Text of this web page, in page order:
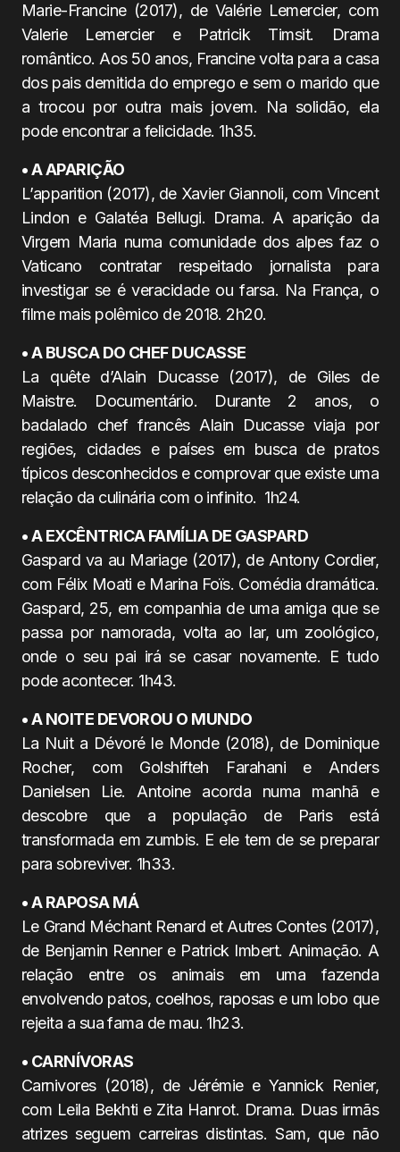
Marie-Francine (2017), de Valérie Lemercier, com
Valerie Lemercier e Patricik Timsit. Drama
romântico. Aos 50 anos, Francine volta para a casa
dos pais demitida do emprego e sem o marido que
a trocou por outra mais jovem. Na solidão, ela
pode encontrar a felicidade. 1h35.
• A APARIÇÃO
L’apparition (2017), de Xavier Giannoli, com Vincent
Lindon e Galatéa Bellugi. Drama. A aparição da
Virgem Maria numa comunidade dos alpes faz o
Vaticano contratar respeitado jornalista para
investigar se é veracidade ou farsa. Na França, o
filme mais polêmico de 2018. 2h20.
• A BUSCA DO CHEF DUCASSE
La quête d’Alain Ducasse (2017), de Giles de
Maistre. Documentário. Durante 2 anos, o
badalado chef francês Alain Ducasse viaja por
regiões, cidades e países em busca de pratos
típicos desconhecidos e comprovar que existe uma
relação da culinária com o infinito. 1h24.
• A EXCÊNTRICA FAMÍLIA DE GASPARD
Gaspard va au Mariage (2017), de Antony Cordier,
com Félix Moati e Marina Foïs. Comédia dramática.
Gaspard, 25, em companhia de uma amiga que se
passa por namorada, volta ao lar, um zoológico,
onde o seu pai irá se casar novamente. E tudo
pode acontecer. 1h43.
• A NOITE DEVOROU O MUNDO
La Nuit a Dévoré le Monde (2018), de Dominique
Rocher, com Golshifteh Farahani e Anders
Danielsen Lie. Antoine acorda numa manhã e
descobre que a população de Paris está
transformada em zumbis. E ele tem de se preparar
para sobreviver. 1h33.
• A RAPOSA MÁ
Le Grand Méchant Renard et Autres Contes (2017),
de Benjamin Renner e Patrick Imbert. Animação. A
relação entre os animais em uma fazenda
envolvendo patos, coelhos, raposas e um lobo que
rejeita a sua fama de mau. 1h23.
• CARNÍVORAS
Carnivores (2018), de Jérémie e Yannick Renier,
com Leila Bekhti e Zita Hanrot. Drama. Duas irmãs
atrizes seguem carreiras distintas. Sam, que não